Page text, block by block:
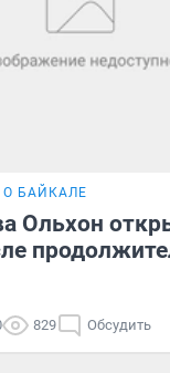
О БАЙКАЛЕ
Ольхон
829 Обсудить